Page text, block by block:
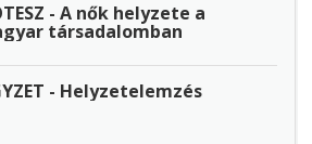
- A nők helyzete a
társadalomban
- Helyzetelemzés